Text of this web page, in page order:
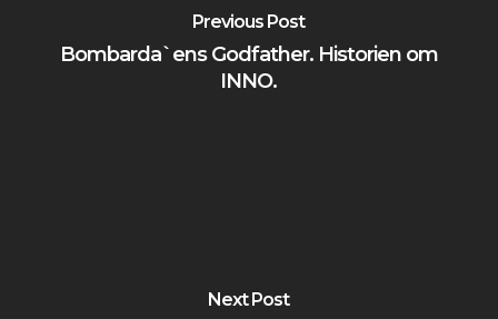
Previous Post
Bombarda`ens Godfather. Historien om
INNO.
Next Post